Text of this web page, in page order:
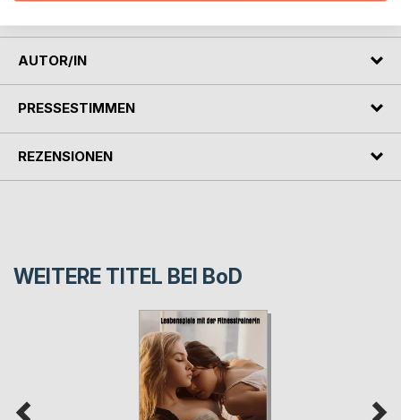
AUTOR/IN
PRESSESTIMMEN
REZENSIONEN
WEITERE TITEL BEI BoD